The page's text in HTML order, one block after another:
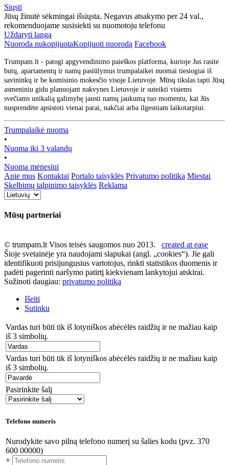
Siųsti
Jūsų žinutė sėkmingai išsiųsta. Negavus atsakymo per 24 val.,
rekomenduojame susisiekti su nuomotoju telefonu
Uždaryti langą
Nuoroda nukopijuotaKopijuoti nuorodą Facebook
Trumpam.lt - patogi apgyvendinimo paieškos platforma, kurioje Jus rasite
butų, apartamentų ir namų pasiūlymus trumpalaikei nuomai tiesiogiai iš
savininkų ir be komisinio mokesčio visoje Lietuvoje. Mūsų tikslas tapti Jūsų
asmeniniu gidu planuojant nakvynes Lietuvoje ir suteikti visiems
svečiams unikalią galimybę jausti namų jaukumą tuo momentu, kai Jūs
nusprendėte apsistoti vienai parai, nakčiai arba ilgesniam laikotarpiui.
Trumpalaikė nuoma
•
Nuoma iki 3 valandų
•
Nuoma mėnesiui
Apie mus Kontaktai Portalo taisyklės Privatumo politika Miestai
Skelbimų talpinimo taisyklės Reklama
Mūsų partneriai
© trumpam.lt Visos teisės saugomos nuo 2013. created at ease
Šioje svetainėje yra naudojami slapukai (angl. „cookies“). Jie gali
identifikuoti prisijungusius vartotojus, rinkti statistikos duomenis ir
padėti pagerinti naršymo patirtį kiekvienam lankytojui atskirai.
Sužinoti daugiau: privatumo politika
Išeiti
Sutinku
Vardas turi būti tik iš lotyniškos abėcėlės raidžių ir ne mažiau kaip
iš 3 simbolių.
Vardas turi būti tik iš lotyniškos abėcėlės raidžių ir ne mažiau kaip
iš 3 simbolių.
Pasirinkite šalį
Telefono numeris
Nurodykite savo pilną telefono numerį su šalies kodu (pvz. 370
600 00000)
+